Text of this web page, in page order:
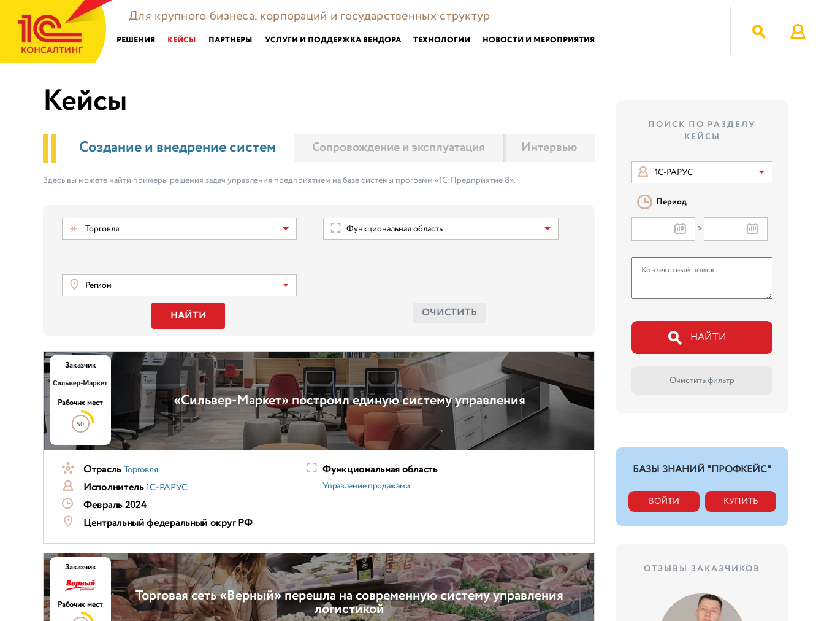
Для крупного бизнеса, корпораций и государственных структур
РЕШЕНИЯ КЕЙСЫ ПАРТНЕРЫ УСЛУГИ И ПОДДЕРЖКА ВЕНДОРА ТЕХНОЛОГИИ НОВОСТИ И МЕРОПРИЯТИЯ
Кейсы
Создание и внедрение систем Сопровождение и эксплуатация Интервью
Здесь вы можете найти примеры решения задач управления предприятием на базе системы программ «1С:Предприятие 8».
Торговля
Регион
Функциональная область
НАЙТИ ОЧИСТИТЬ
«Сильвер-Маркет» построил единую систему управления
Заказчик
Рабочих мест
50
ОтрасльТорговля
Исполнитель1С-РАРУС
Февраль 2024
Центральный федеральный округ РФ
Функциональная область
Управление продажами
Торговая сеть «Верный» перешла на современную систему управления
логистикой
Заказчик
Рабочих мест
ПОИСК ПО РАЗДЕЛУ
КЕЙСЫ
1С-РАРУС
Период
>
НАЙТИ
Очистить фильтр
БАЗЫ ЗНАНИЙ "ПРОФКЕЙС"
ВОЙТИ КУПИТЬ
ОТЗЫВЫ ЗАКАЗЧИКОВ